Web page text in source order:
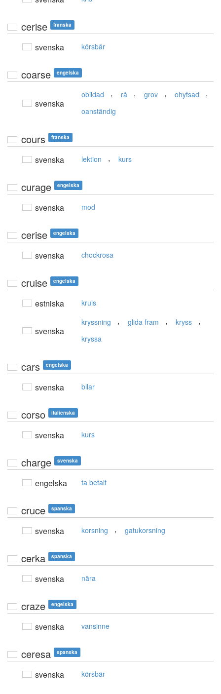
cerise franska
svenska körsbär
coarse engelska
svenska
obildad , rå , grov , ohyfsad ,
oanständig
cours franska
svenska lektion , kurs
curage engelska
svenska mod
cerise engelska
svenska chockrosa
cruise engelska
estniska kruis
svenska
kryssning , glida fram , kryss ,
kryssa
cars engelska
svenska bilar
corso italienska
svenska kurs
charge svenska
engelska ta betalt
cruce spanska
svenska korsning , gatukorsning
cerka spanska
svenska nära
craze engelska
svenska vansinne
ceresa spanska
svenska körsbär